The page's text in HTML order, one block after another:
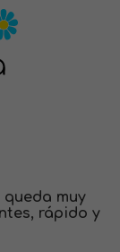
muy
rápido y